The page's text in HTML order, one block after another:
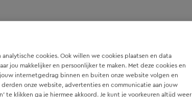
cookies. Ook willen we cookies plaatsen en data
jou makkelijker en persoonlijker te maken. Met deze cookies en
internetgedrag binnen en buiten onze website volgen en
derden onze website, advertenties en communicatie aan jouw
te klikken ga je hiermee akkoord. Je kunt je voorkeuren altijd weer